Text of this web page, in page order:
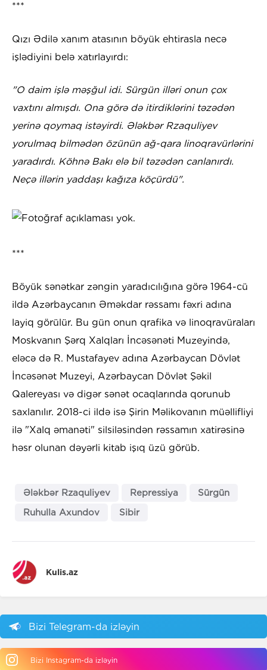
***
Qızı Ədilə xanım atasının böyük ehtirasla necə
işlədiyini belə xatırlayırdı:
"O daim işlə məşğul idi. Sürgün illəri onun çox
vaxtını almışdı. Ona görə də itirdiklərini təzədən
yerinə qoymaq istəyirdi. Ələkbər Rzaquliyev
yorulmaq bilmədən özünün ağ-qara linoqravürlərini
yaradırdı. Köhnə Bakı elə bil təzədən canlanırdı.
Neçə illərin yaddaşı kağıza köçürdü".
***
Böyük sənətkar zəngin yaradıcılığına görə 1964-cü
ildə Azərbaycanın Əməkdar rəssamı fəxri adına
layiq görülür. Bu gün onun qrafika və linoqravüraları
Moskvanın Şərq Xalqları İncəsənəti Muzeyində,
eləcə də R. Mustafayev adına Azərbaycan Dövlət
İncəsənət Muzeyi, Azərbaycan Dövlət Şəkil
Qalereyası və digər sənət ocaqlarında qorunub
saxlanılır. 2018-ci ildə isə Şirin Məlikovanın müəllifliyi
ilə "Xalq əmanəti" silsiləsindən rəssamın xatirəsinə
həsr olunan dəyərli kitab işıq üzü görüb.
Ələkbər Rzaquliyev Repressiya
Sürgün
Ruhulla Axundov
Sibir
Kulis.az
Bizi Telegram-da izləyin
Bizi Instagram-da izləyin